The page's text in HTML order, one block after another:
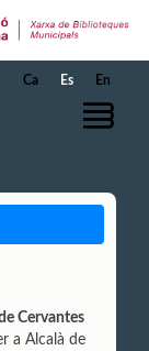
Ca Es En
Cervantes
a Alcalà de